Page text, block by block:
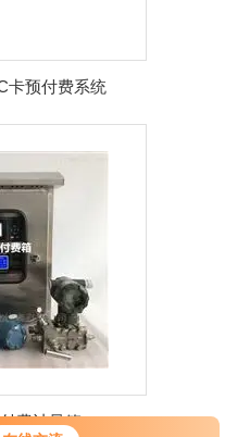
卡预付费系统
费计量箱